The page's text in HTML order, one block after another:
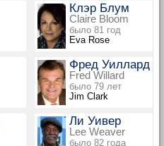
Клэр Блум
Claire Bloom
было 81 год
Eva Rose
Фред Уиллард
Fred Willard
было 79 лет
Jim Clark
Ли Уивер
Lee Weaver
было 82 года